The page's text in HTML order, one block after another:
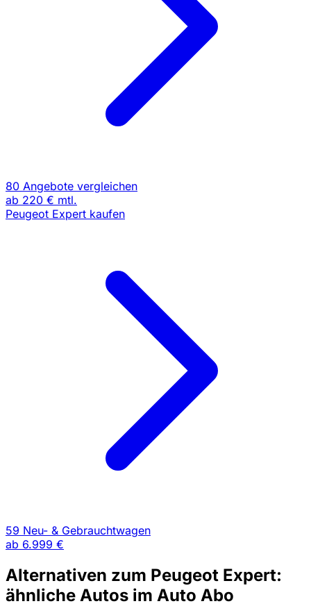
80 Angebote vergleichen
ab 220 € mtl.
Peugeot Expert kaufen
59 Neu- & Gebrauchtwagen
ab 6.999 €
Alternativen zum Peugeot Expert:
ähnliche Autos im Auto Abo